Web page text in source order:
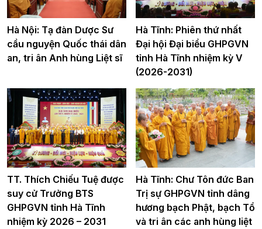
Hà Nội: Tạ đàn Dược Sư
cầu nguyện Quốc thái dân
an, tri ân Anh hùng Liệt sĩ
Hà Tĩnh: Phiên thứ nhất
Đại hội Đại biểu GHPGVN
tỉnh Hà Tĩnh nhiệm kỳ V
(2026-2031)
TT. Thích Chiếu Tuệ được
suy cử Trưởng BTS
GHPGVN tỉnh Hà Tĩnh
nhiệm kỳ 2026 – 2031
Hà Tĩnh: Chư Tôn đức Ban
Trị sự GHPGVN tỉnh dâng
hương bạch Phật, bạch Tổ
và tri ân các anh hùng liệt